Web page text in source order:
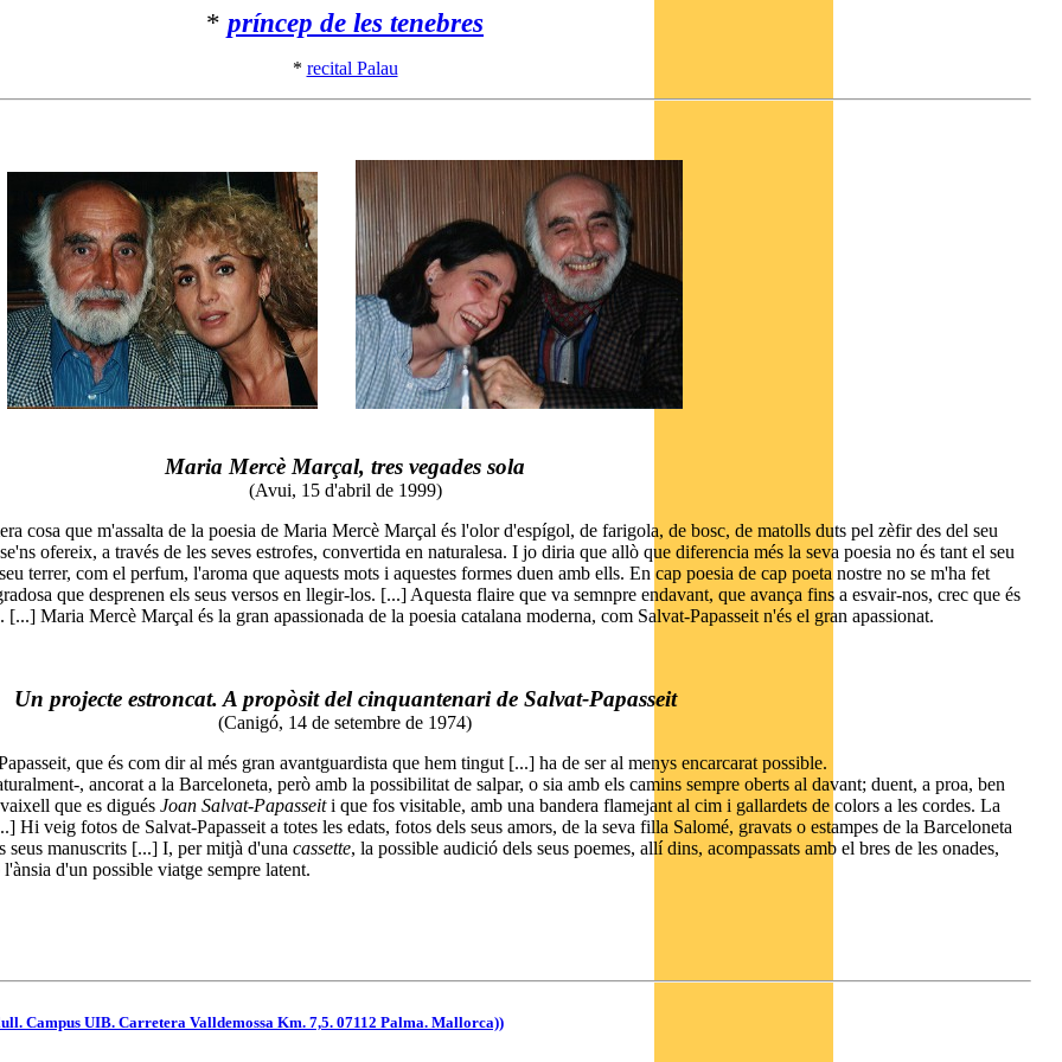
* príncep de les tenebres
* recital Palau
Maria Mercè Marçal, tres vegades sola
(Avui, 15 d'abril de 1999)
cosa que m'assalta de la poesia de Maria Mercè Marçal és l'olor d'espígol, de farigola, de bosc, de matolls duts pel zèfir des del seu
ofereix, a través de les seves estrofes, convertida en naturalesa. I jo diria que allò que diferencia més la seva poesia no és tant el seu
terrer, com el perfum, l'aroma que aquests mots i aquestes formes duen amb ells. En cap poesia de cap poeta nostre no se m'ha fet
que desprenen els seus versos en llegir-los. [...] Aquesta flaire que va semnpre endavant, que avança fins a esvair-nos, crec que és
Maria Mercè Marçal és la gran apassionada de la poesia catalana moderna, com Salvat-Papasseit n'és el gran apassionat.
Un projecte estroncat. A propòsit del cinquantenari de Salvat-Papasseit
(Canigó, 14 de setembre de 1974)
que és com dir al més gran avantguardista que hem tingut [...] ha de ser al menys encarcarat possible.
, ancorat a la Barceloneta, però amb la possibilitat de salpar, o sia amb els camins sempre oberts al davant; duent, a proa, ben
que es digués Joan Salvat-Papasseiti que fos visitable, amb una bandera flamejant al cim i gallardets de colors a les cordes. La
Hi veig fotos de Salvat-Papasseit a totes les edats, fotos dels seus amors, de la seva filla Salomé, gravats o estampes de la Barceloneta
seus manuscrits [...] I, per mitjà d'una cassette, la possible audició dels seus poemes, allí dins, acompassats amb el bres de les onades,
d'un possible viatge sempre latent.
Campus UIB. Carretera Valldemossa Km. 7,5. 07112 Palma. Mallorca))